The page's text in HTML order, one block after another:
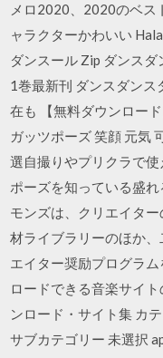
メロ2020、2020のベス
ャラクターかわいい
ダンスール Zip ダンス
1巻最新刊 ダンスダン
在も 【無料ダウンロー
ガッツポーズ 笑顔 元気
選自撮りやプリクラで
ポーズを知っている盛
モンズは、クリエイタ
材ライブラリーのほか
エイター奨励プログラ
ロードできる音楽サイ
ンロード・サイト集 カ
サブカテゴリー 未選択